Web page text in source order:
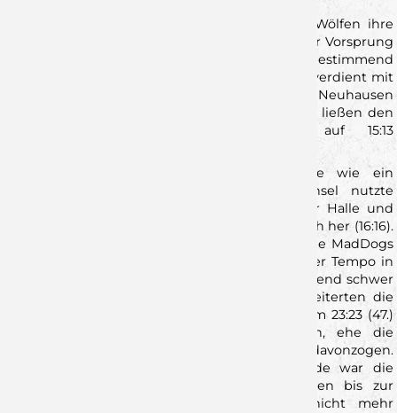
Zwischen der 18. und 25. Minute gelang den Wölfen ihre
beste Phase: Mit vier Treffern in Folge wuchs der Vorsprung
auf 12:7 an. Auch in der Folge blieb man spielbestimmend
und führte knapp zwei Minuten vor der Pause verdient mit
15:10. Doch ausgerechnet in dieser Phase kam Neuhausen
nochmals auf – drei Gegentreffer in kurzer Zeit ließen den
komfortablen Vorsprung zur Halbzeit auf 15:13
Dieser Zwischenspurt der Gastgeber wirkte wie ein
Wendepunkt. Direkt nach dem Seitenwechsel nutzte
Neuhausen den emotionalen Rückenwind der Halle und
stellte innerhalb weniger Minuten den Ausgleich her (16:16).
Die Partie war plötzlich völlig offen. Während die MadDogs
nun aggressiver verteidigten und immer wieder Tempo in
ihr Spiel brachten, taten sich die Wölfe zunehmend schwer
im Abschluss. Trotz vieler klarer Chancen, scheiterten die
Wölfe zu oft am gegnerischen Torhüter. Bis zum 23:23 (47.)
entwickelte sich ein offener Schlagabtausch, ehe die
Hausherren mit einem 5:1-Lauf entscheidend davonzogen.
Beim 31:25 rund fünf Minuten vor dem Ende war die
Vorentscheidung gefallen. Die Wölfe kämpften bis zur
Schlusssirene, konnten das Spiel jedoch nicht mehr